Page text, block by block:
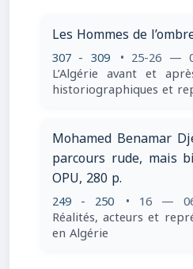
Les Hommes de
307 - 309 • 25-26 —
L’Algérie avant et
historiographiques et
Mohamed Benamar
parcours rude, mais
OPU, 280 p.
249 - 250 • 16 —
Réalités, acteurs et
en Algérie